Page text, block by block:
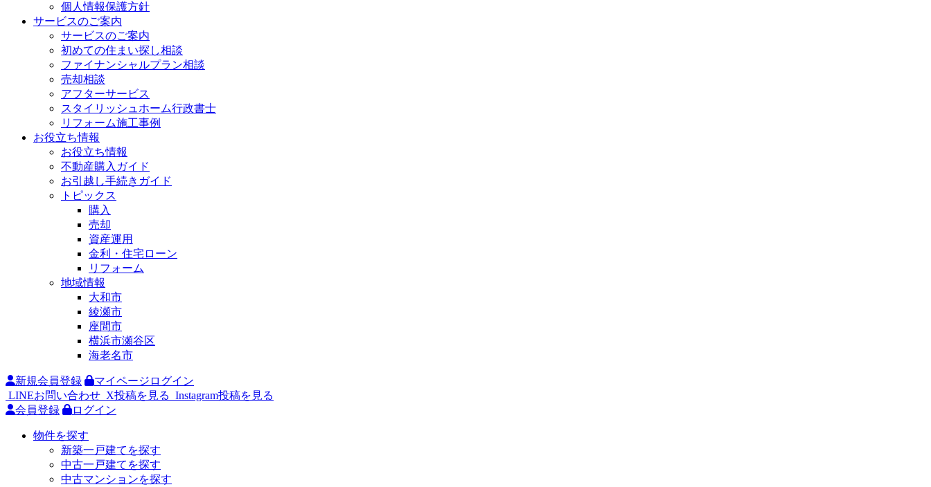
個人情報保護方針
サービスのご案内
サービスのご案内
初めての住まい探し相談
ファイナンシャルプラン相談
売却相談
アフターサービス
スタイリッシュホーム行政書士
リフォーム施工事例
お役立ち情報
お役立ち情報
不動産購入ガイド
お引越し手続きガイド
トピックス
購入
売却
資産運用
金利・住宅ローン
リフォーム
地域情報
大和市
綾瀬市
座間市
横浜市瀬谷区
海老名市
新規会員登録
マイページログイン
LINEお問い合わせ X投稿を見る Instagram投稿を見る
会員登録
ログイン
物件を探す
新築一戸建てを探す
中古一戸建てを探す
中古マンションを探す